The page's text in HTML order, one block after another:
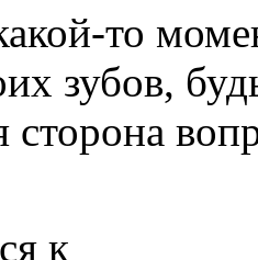
то
зубов,
сторона